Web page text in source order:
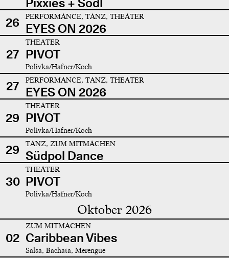
26
PERFORMANCE, TANZ, THEATER
EYES ON 2026
27
THEATER
PIVOT
Polivka/Hafner/Koch
27 PERFORMANCE, TANZ, THEATER
EYES ON 2026
29
THEATER
PIVOT
Polivka/Hafner/Koch
29 TANZ, ZUM MITMACHEN
Südpol Dance
30
THEATER
PIVOT
Polivka/Hafner/Koch
Oktober 2026
02
ZUM MITMACHEN
Caribbean Vibes
Salsa, Bachata, Merengue